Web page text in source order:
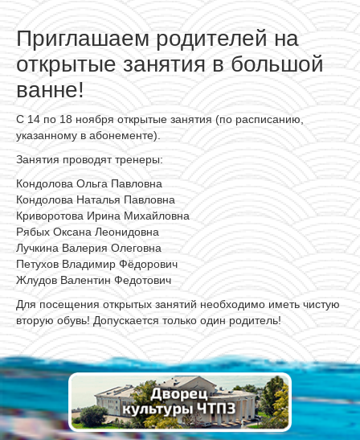
Приглашаем родителей на
открытые занятия в большой
ванне!
С 14 по 18 ноября открытые занятия (по расписанию,
указанному в абонементе).
Занятия проводят тренеры:
Кондолова Ольга Павловна
Кондолова Наталья Павловна
Криворотова Ирина Михайловна
Рябых Оксана Леонидовна
Лучкина Валерия Олеговна
Петухов Владимир Фёдорович
Жлудов Валентин Федотович
Для посещения открытых занятий необходимо иметь чистую
вторую обувь! Допускается только один родитель!